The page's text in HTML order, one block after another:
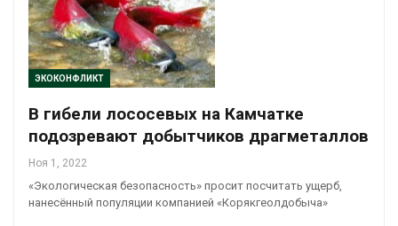
ЭКОКОНФЛИКТ
В гибели лососевых на Камчатке
подозревают добытчиков драгметаллов
Ноя 1, 2022
«Экологическая безопасность» просит посчитать ущерб,
нанесённый популяции компанией «Корякгеолдобыча»